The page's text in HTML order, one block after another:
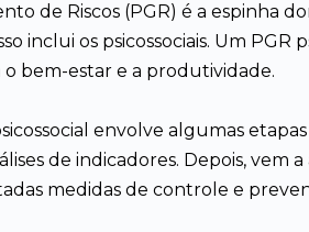
de Riscos (PGR) é a espinha
inclui os psicossociais. Um
bem-estar e a produtividade.
envolve algumas
de indicadores. Depois,
medidas de controle e